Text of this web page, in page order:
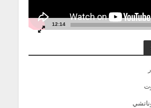
12:14